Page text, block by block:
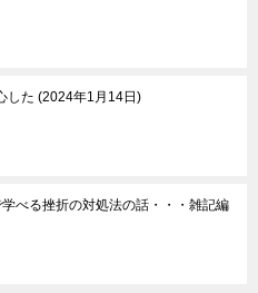
した 2024年1月14日
べる挫折の対処法の話・・・雑記編